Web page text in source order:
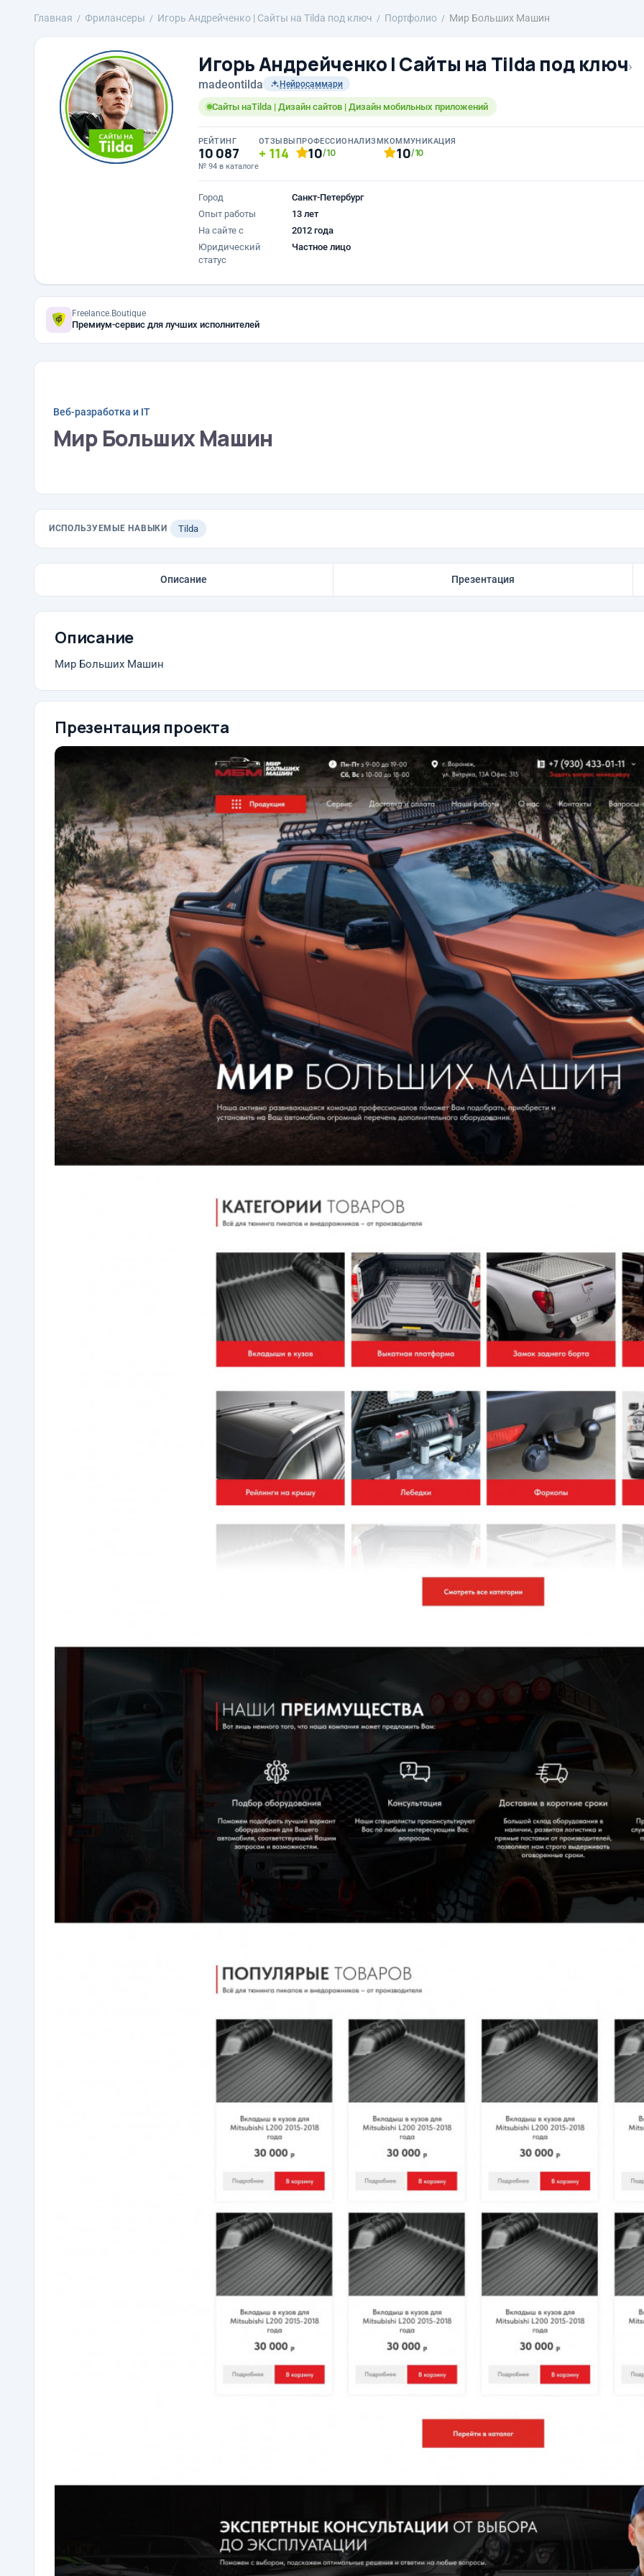
Главная Фрилансеры Игорь Андрейченко | Сайты на Tilda под ключ Портфолио Мир Больших Машин
Игорь Андрейченко | Сайты на Tilda под ключ›
madeontilda Нейросаммари
Сайты наTilda | Дизайн сайтов | Дизайн мобильных приложений
РЕЙТИНГ
10 087
№ 94 в каталоге
ОТЗЫВЫ
114
ПРОФЕССИОНАЛИЗМ
10/10
КОММУНИКАЦИЯ
10/10
Город
Санкт-Петербург
Опыт работы
13 лет
На сайте с
2012 года
Юридический
статус
Частное лицо
Freelance.Boutique
Премиум-сервис для лучших исполнителей
Веб-разработка и IT
Мир Больших Машин
ИСПОЛЬЗУЕМЫЕ НАВЫКИ Tilda
Описание Презентация
Описание
Мир Больших Машин
Презентация проекта